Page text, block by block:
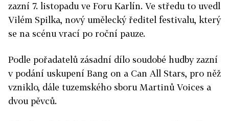
zazní 7. listopadu ve Foru Karlín. Ve středu to uvedl
Vilém Spilka, nový umělecký ředitel festivalu, který
se na scénu vrací po roční pauze.
Podle pořadatelů zásadní dílo soudobé hudby zazní
v podání uskupení Bang on a Can All Stars, pro něž
vzniklo, dále tuzemského sboru Martinů Voices a
dvou pěvců.